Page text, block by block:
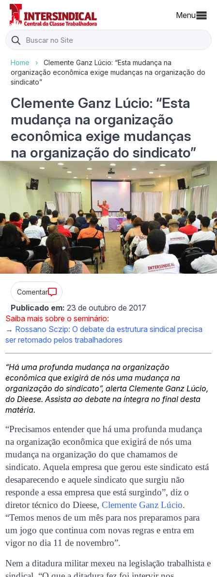
Menu
Search
for:
Home ›
Clemente Ganz Lúcio: “Esta mudança na
organização econômica exige mudanças na organização do
sindicato”
Clemente Ganz Lúcio: “Esta
mudança na organização
econômica exige mudanças
na organização do sindicato”
Comentar
Publicado em: 23 de outubro de 2017
Saiba mais sobre o seminário:
→ Rossano Sczip: O debate da estrutura sindical precisa
ser retomado pelos trabalhadores
“Há uma profunda mudança na organização
econômica que exigirá de nós uma mudança na
organização do sindicato”, alerta Clemente Ganz Lúcio,
do Dieese. Assista ao debate na íntegra no final desta
matéria.
“Precisamos entender que há uma profunda mudança
na organização econômica que exigirá de nós uma
mudança na organização do que chamamos de
sindicato. Aquela empresa que gerou este sindicato está
desaparecendo e aquele sindicato que surgiu não
responde a essa empresa que está surgindo”, diz o
diretor técnico do Dieese,Clemente Ganz Lúcio.
“Temos menos de um mês para nos preparamos para
um jogo que continua com novas regras e entra em
vigor no dia 11 de novembro”.
Nem a ditadura militar mexeu na legislação trabalhista e